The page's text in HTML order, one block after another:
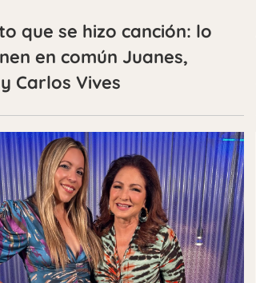
que se hizo canción: lo
en común Juanes,
Carlos Vives